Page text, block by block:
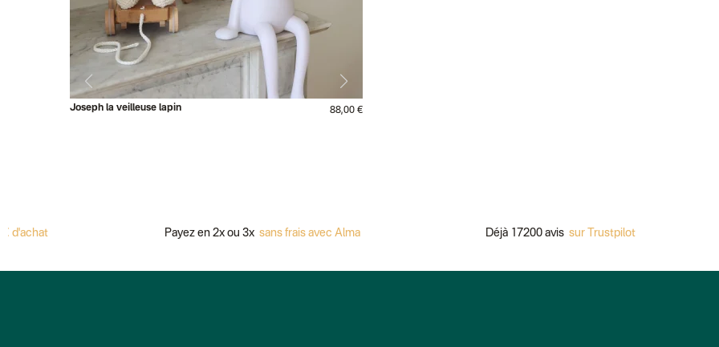
Joseph la veilleuse lapin 88,00 €
Payez en 2x ou 3x sans frais avec Alma Déjà 17200 avis sur Trustpilot